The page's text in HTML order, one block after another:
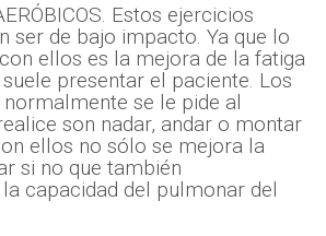
Estos ejercicios
ser de bajo impacto. Ya que lo
ellos es la mejora de la fatiga
presentar el paciente. Los
se le pide al
son nadar, andar o montar
ellos no sólo se mejora la
si no que también
capacidad del pulmonar del